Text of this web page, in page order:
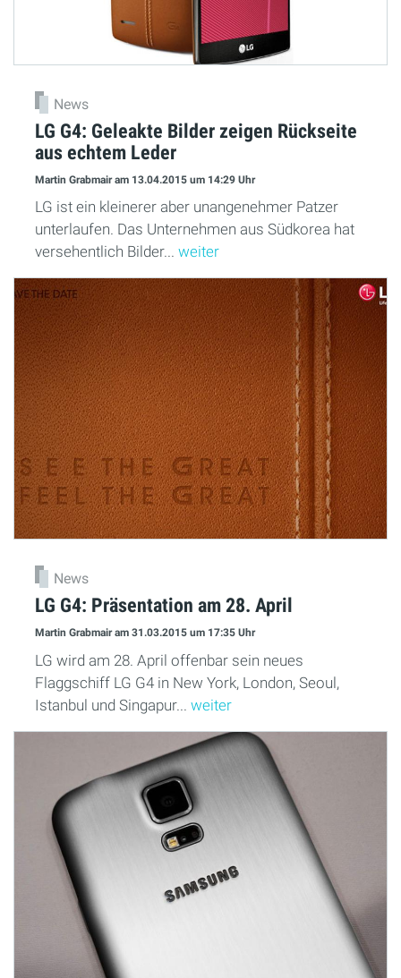
News
LG G4: Geleakte Bilder zeigen Rückseite
aus echtem Leder
Martin Grabmairam 13.04.2015 um 14:29 Uhr
LG ist ein kleinerer aber unangenehmer Patzer
unterlaufen. Das Unternehmen aus Südkorea hat
versehentlich Bilder... weiter
News
LG G4: Präsentation am 28. April
Martin Grabmairam 31.03.2015 um 17:35 Uhr
LG wird am 28. April offenbar sein neues
Flaggschiff LG G4 in New York, London, Seoul,
Istanbul und Singapur... weiter